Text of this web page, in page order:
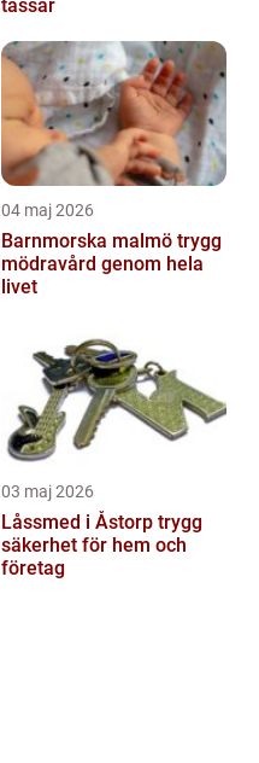
tassar
04 maj 2026
Barnmorska malmö trygg
mödravård genom hela
livet
03 maj 2026
Låssmed i Åstorp trygg
säkerhet för hem och
företag